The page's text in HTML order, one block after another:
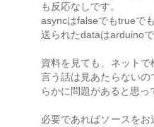
も反応なしです。
asyncはfalseでもtrueで
送られたdataはarduinoで
資料を見ても、ネット
言う話は見あたらない
らかに問題があると思っ
必要であればソースを